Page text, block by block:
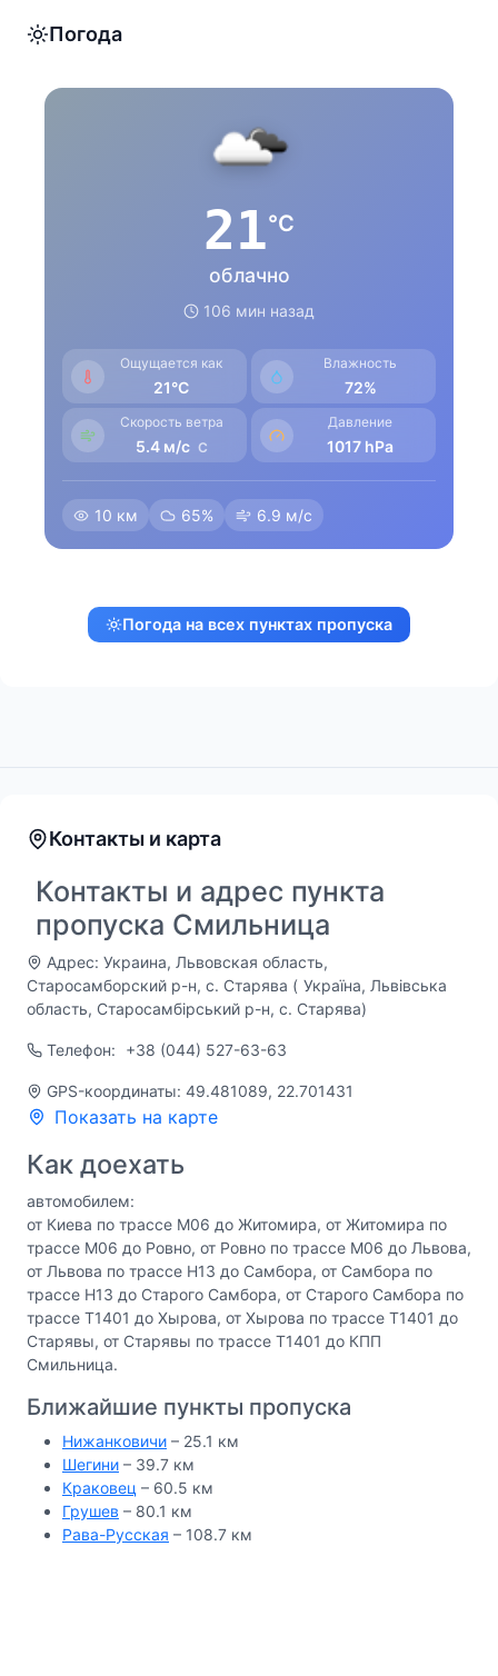
Погода
21°C
облачно
106 мин назад
Ощущается как
21°C
Влажность
72%
Скорость ветра
5.4 м/с C
Давление
1017 hPa
10 км 65% 6.9 м/с
Погода на всех пунктах пропуска
Контакты и карта
Контакты и адрес пункта
пропуска Смильница
Адрес: Украина, Львовская область,
Старосамборский р-н, с. Старява ( Україна, Львівська
область, Старосамбірський р-н, с. Старява)
Телефон: +38 (044) 527-63-63
GPS-координаты: 49.481089, 22.701431
Показать на карте
Как доехать
автомобилем:
от Киева по трассе М06 до Житомира, от Житомира по
трассе М06 до Ровно, от Ровно по трассе М06 до Львова,
от Львова по трассе Н13 до Самбора, от Самбора по
трассе Н13 до Старого Самбора, от Старого Самбора по
трассе Т1401 до Хырова, от Хырова по трассе Т1401 до
Старявы, от Старявы по трассе Т1401 до КПП
Смильница.
Ближайшие пункты пропуска
Нижанковичи – 25.1 км
Шегини – 39.7 км
Краковец – 60.5 км
Грушев – 80.1 км
Рава-Русская – 108.7 км